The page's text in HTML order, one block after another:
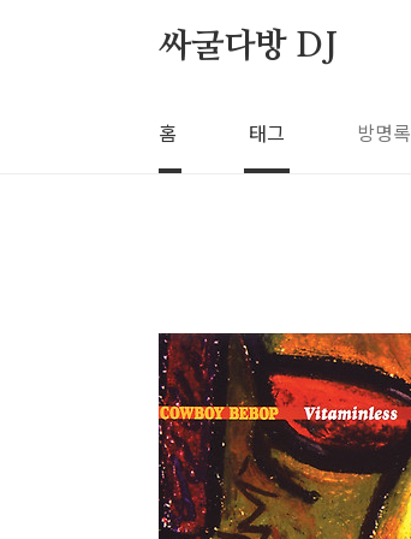
싸굴다방 DJ
홈 태그 방명록